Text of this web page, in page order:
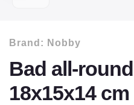
Brand: Nobby
Bad all-
18x15x14 cm